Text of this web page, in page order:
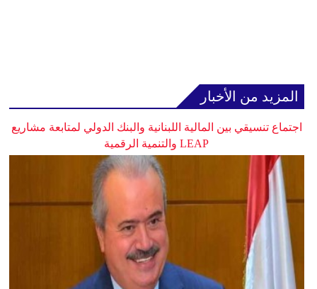
المزيد من الأخبار
اجتماع تنسيقي بين المالية اللبنانية والبنك الدولي لمتابعة مشاريع
LEAP والتنمية الرقمية